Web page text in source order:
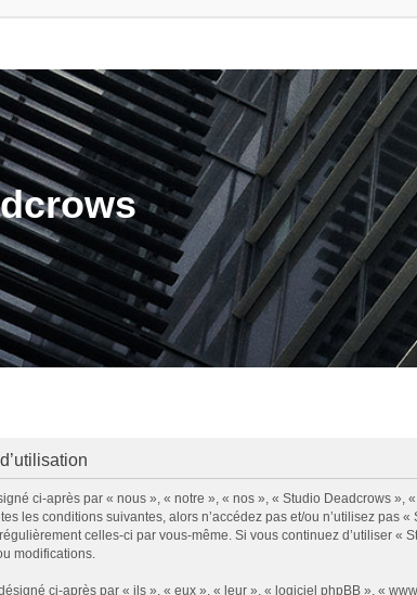
ci-après par « nous », « notre », « nos », « Studio Deadcrows
les conditions suivantes, alors n’accédez pas et/ou n’utilisez
celles-ci par vous-même. Si vous continuez d’utiliser
modifications.
ci-après par « ils », « eux », « leur », « logiciel phpBB », «